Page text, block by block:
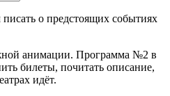
о предстоящих событиях
анимации. Программа №2 в
билеты, почитать описание,
идёт.